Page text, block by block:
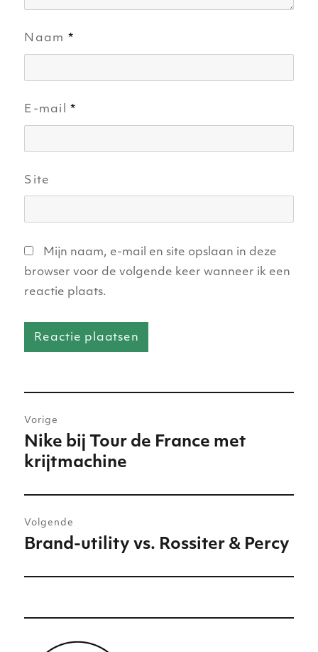
Naam *
E-mail*
Site
Mijn naam, e-mail en site opslaan in deze
browser voor de volgende keer wanneer ik een
reactie plaats.
navigatie
Vorige
Vorig
bericht:
Nike bij Tour de France met
krijtmachine
Volgende
Volgend
Brand-utility vs. Rossiter & Percy